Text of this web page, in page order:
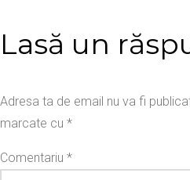
Lasă un
Adresa ta de email nu va fi
marcate cu *
Comentariu *